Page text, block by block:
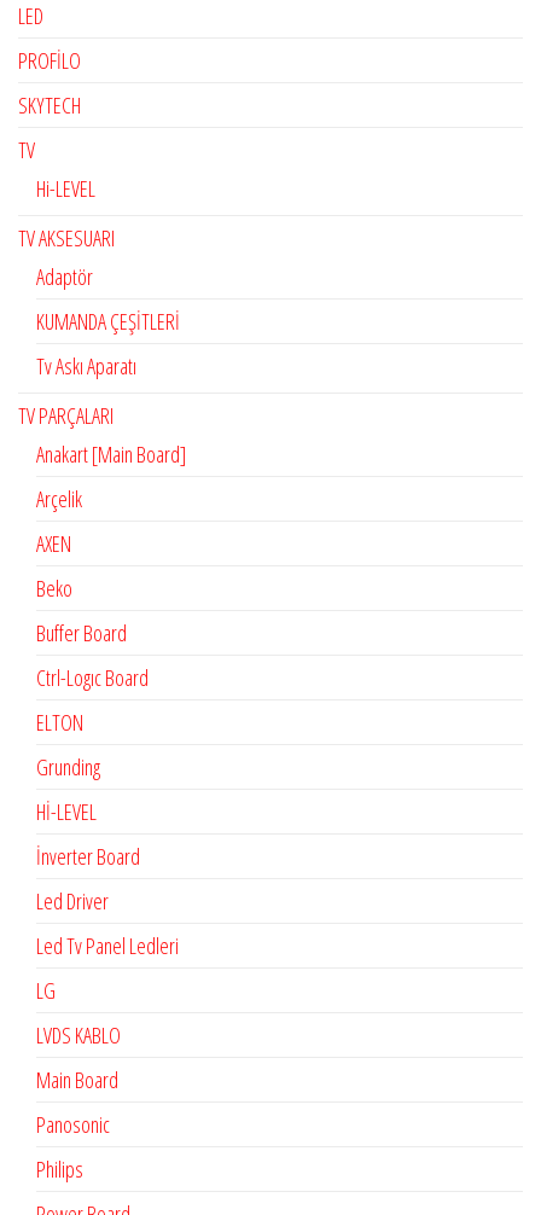
LED
PROFİLO
SKYTECH
TV
Hi-LEVEL
TV AKSESUARI
Adaptör
KUMANDA ÇEŞİTLERİ
Tv Askı Aparatı
TV PARÇALARI
Anakart [Main Board]
Arçelik
AXEN
Beko
Buffer Board
Ctrl-Logıc Board
ELTON
Grunding
Hİ-LEVEL
İnverter Board
Led Driver
Led Tv Panel Ledleri
LG
LVDS KABLO
Main Board
Panosonic
Philips